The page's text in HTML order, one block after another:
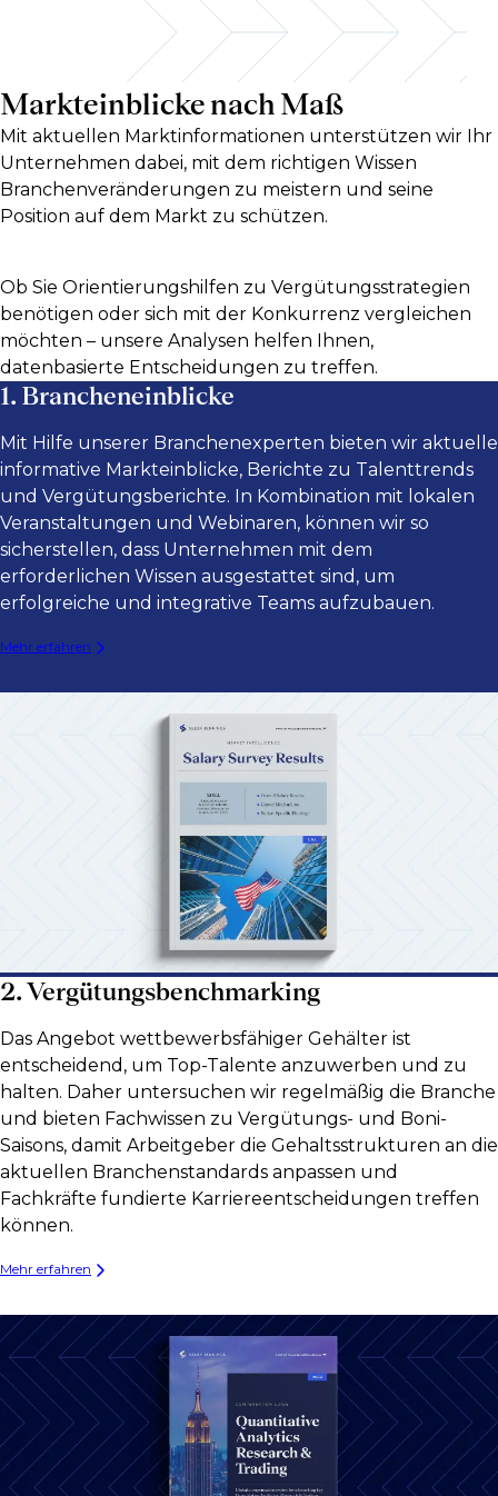
Markteinblicke nach Maß
Mit aktuellen Marktinformationen unterstützen wir Ihr
Unternehmen dabei, mit dem richtigen Wissen
Branchenveränderungen zu meistern und seine
Position auf dem Markt zu schützen.
Ob Sie Orientierungshilfen zu Vergütungsstrategien
benötigen oder sich mit der Konkurrenz vergleichen
möchten – unsere Analysen helfen Ihnen,
datenbasierte Entscheidungen zu treffen.
1. Brancheneinblicke
Mit Hilfe unserer Branchenexperten bieten wir aktuelle
informative Markteinblicke, Berichte zu Talenttrends
und Vergütungsberichte. In Kombination mit lokalen
Veranstaltungen und Webinaren, können wir so
sicherstellen, dass Unternehmen mit dem
erforderlichen Wissen ausgestattet sind, um
erfolgreiche und integrative Teams aufzubauen.
Mehr erfahren
2. Vergütungsbenchmarking
Das Angebot wettbewerbsfähiger Gehälter ist
entscheidend, um Top-Talente anzuwerben und zu
halten. Daher untersuchen wir regelmäßig die Branche
und bieten Fachwissen zu Vergütungs- und Boni-
Saisons, damit Arbeitgeber die Gehaltsstrukturen an die
aktuellen Branchenstandards anpassen und
Fachkräfte fundierte Karriereentscheidungen treffen
können.
Mehr erfahren